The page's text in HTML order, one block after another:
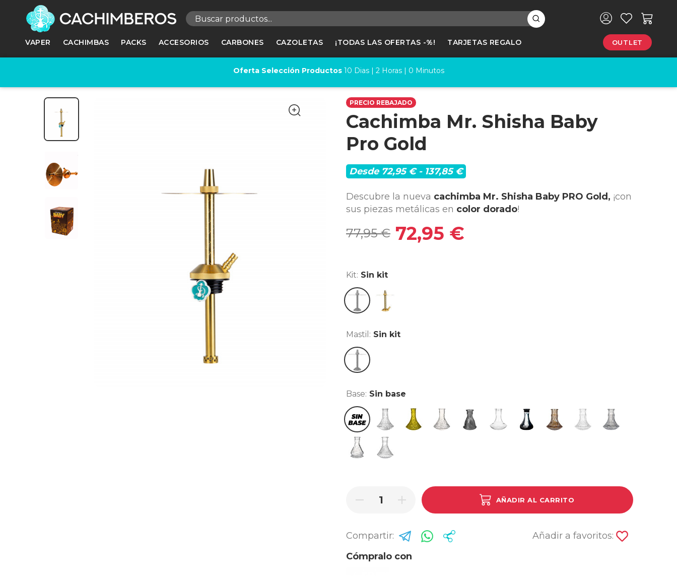
VAPER CACHIMBAS PACKS ACCESORIOS CARBONES CAZOLETAS ¡TODAS LAS OFERTAS -%! TARJETAS REGALO OUTLET
Oferta Selección Productos 10 Dias | 2Horas | 0 Minutos
PRECIO REBAJADO
Cachimba Mr. Shisha Baby
Pro Gold
Desde 72,95 € - 137,85 €
Descubre la nueva cachimba Mr. Shisha Baby PRO Gold, ¡con
sus piezas metálicas en color dorado!
77,95 € 72,95 €
Kit: Sin kit
Sin kit Kit Pro Gold
Mastil: Sin kit
Sin kit
Base: Sin base
Sin base Indian Lowpoly Amarillo
Lowpoly ClearMicro tallada smoked
Mini ClearMini Frozen Black
Mini Glass A Amber
Mini Glass B Clear
Mini Glass C Clear
Mini Glass F Clear
Tallada Mariposa
AÑADIR AL CARRITO
Compartir:
Añadir a favoritos:
Cómpralo con
Registrarse ×
Necesitas hacer login para guardar productos en tu lista de deseos
Registrarse